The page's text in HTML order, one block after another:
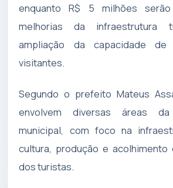
enquanto R$ 5 milhões
melhorias da infraestrutura
ampliação da capacidade
visitantes.
Segundo o prefeito Mateus
envolvem diversas áreas da
municipal, com foco na
cultura, produção e acolhimento
dos turistas.